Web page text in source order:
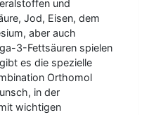
und
Jod, Eisen, dem
aber auch
3-Fettsäuren spielen
es die spezielle
Orthomol
in der
wichtigen